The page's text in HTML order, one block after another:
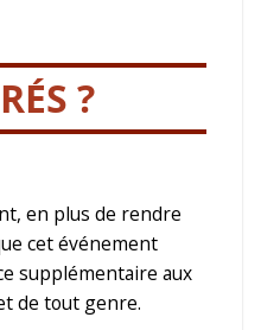
?
en plus de rendre
cet événement
supplémentaire aux
de tout genre.